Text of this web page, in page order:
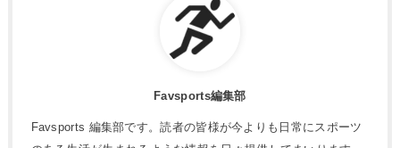
Favsports編集部
Favsports 編集部です。読者の皆様が今よりも日常にスポーツ